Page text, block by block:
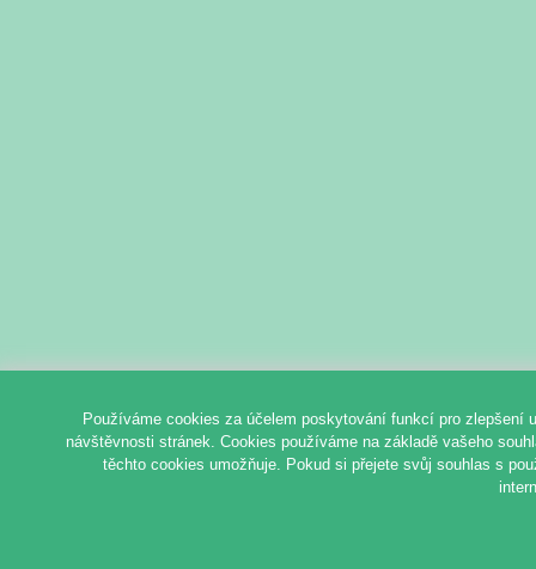
Používáme cookies za účelem poskytování funkcí pro zlepšení
návštěvnosti stránek. Cookies používáme na základě vašeho
těchto cookies umožňuje. Pokud si přejete svůj souhlas s